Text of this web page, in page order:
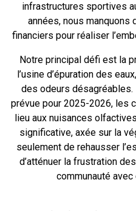
infrastructures sportives
années, nous manquons
financiers pour réaliser
Notre principal défi est la
l’usine d’épuration des
des odeurs
prévue pour 2025-2026, les
lieu aux nuisances
significative, axée sur la
seulement de rehausser
d’atténuer la frustration
communauté